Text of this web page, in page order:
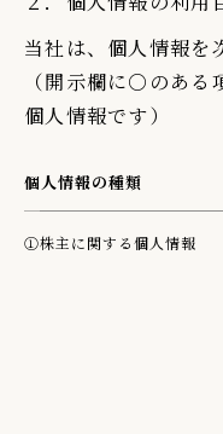
当社は、個人情報を
（開示欄に○のある
個人情報です）
個人情報の種類
①株主に関する個人情報